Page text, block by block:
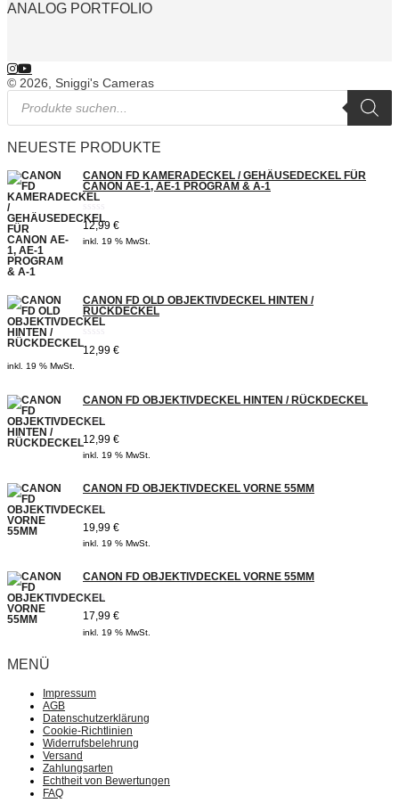
ANALOG PORTFOLIO
© 2026, Sniggi's Cameras
Products
search
NEUESTE PRODUKTE
CANON FD KAMERADECKEL / GEHÄUSEDECKEL FÜR
CANON AE-1, AE-1 PROGRAM & A-1
Bewertet
mit
0
12,99 €
inkl. 19 % MwSt.
CANON FD OLD OBJEKTIVDECKEL HINTEN /
RÜCKDECKEL
Bewertet
mit
12,99 €
inkl. 19 % MwSt.
CANON FD OBJEKTIVDECKEL HINTEN / RÜCKDECKEL
Bewertet
mit
0
12,99 €
inkl. 19 % MwSt.
CANON FD OBJEKTIVDECKEL VORNE 55MM
Bewertet
mit
0
19,99 €
inkl. 19 % MwSt.
CANON FD OBJEKTIVDECKEL VORNE 55MM
Bewertet
mit
0
17,99 €
inkl. 19 % MwSt.
MENÜ
Impressum
AGB
Datenschutzerklärung
Cookie-Richtlinien
Widerrufsbelehrung
Versand
Zahlungsarten
Echtheit von Bewertungen
FAQ